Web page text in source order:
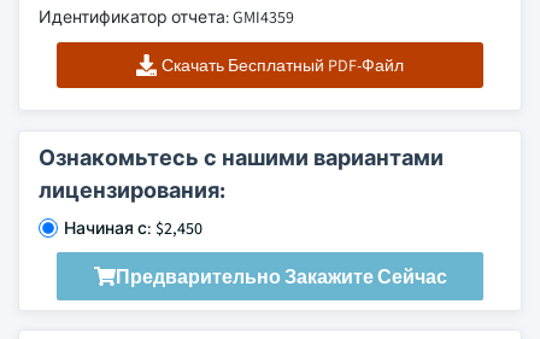
Идентификатор отчета: GMI4359
Скачать Бесплатный PDF-Файл
Ознакомьтесь с нашими вариантами
лицензирования:
Начиная с: $2,450
Предварительно Закажите Сейчас